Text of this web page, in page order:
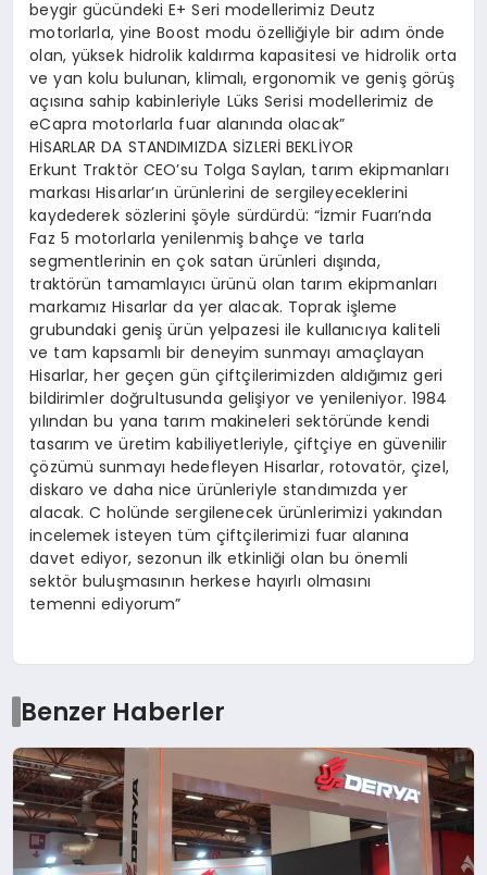
beygir gücündeki E+ Seri modellerimiz Deutz
motorlarla, yine Boost modu özelliğiyle bir adım önde
olan, yüksek hidrolik kaldırma kapasitesi ve hidrolik orta
ve yan kolu bulunan, klimalı, ergonomik ve geniş görüş
açısına sahip kabinleriyle Lüks Serisi modellerimiz de
eCapra motorlarla fuar alanında olacak”
HİSARLAR DA STANDIMIZDA SİZLERİ BEKLİYOR
Erkunt Traktör CEO’su Tolga Saylan, tarım ekipmanları
markası Hisarlar’ın ürünlerini de sergileyeceklerini
kaydederek sözlerini şöyle sürdürdü: “İzmir Fuarı’nda
Faz 5 motorlarla yenilenmiş bahçe ve tarla
segmentlerinin en çok satan ürünleri dışında,
traktörün tamamlayıcı ürünü olan tarım ekipmanları
markamız Hisarlar da yer alacak. Toprak işleme
grubundaki geniş ürün yelpazesi ile kullanıcıya kaliteli
ve tam kapsamlı bir deneyim sunmayı amaçlayan
Hisarlar, her geçen gün çiftçilerimizden aldığımız geri
bildirimler doğrultusunda gelişiyor ve yenileniyor. 1984
yılından bu yana tarım makineleri sektöründe kendi
tasarım ve üretim kabiliyetleriyle, çiftçiye en güvenilir
çözümü sunmayı hedefleyen Hisarlar, rotovatör, çizel,
diskaro ve daha nice ürünleriyle standımızda yer
alacak. C holünde sergilenecek ürünlerimizi yakından
incelemek isteyen tüm çiftçilerimizi fuar alanına
davet ediyor, sezonun ilk etkinliği olan bu önemli
sektör buluşmasının herkese hayırlı olmasını
temenni ediyorum”
Benzer Haberler